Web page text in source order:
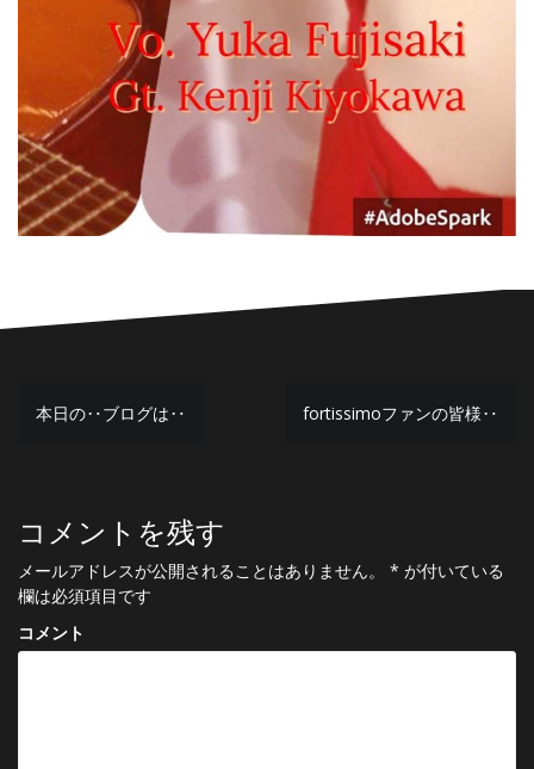
投
ビ
ゲ
ー
シ
本日の‥ブログは‥ fortissimoファンの皆様‥
コメントを残す
メールアドレスが公開されることはありません。 * が付いている
欄は必須項目です
コメント